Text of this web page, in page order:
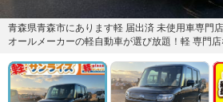
青森県青森市にあります軽 届出済 未使用車専門
オールメーカーの軽自動車が選び放題！軽 専門店